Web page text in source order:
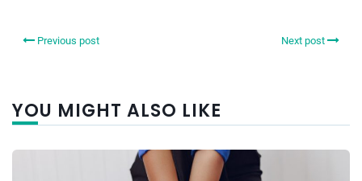
Previous post Next post
YOU MIGHT ALSO LIKE